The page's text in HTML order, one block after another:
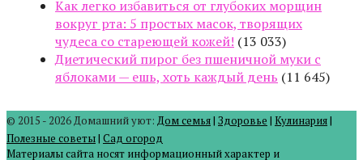
Как легко избавиться от глубоких морщин
вокруг рта: 5 простых масок, творящих
чудеса со стареющей кожей! (13 033)
Диетический пирог без пшеничной муки с
яблоками — ешь, хоть каждый день (11 645)
© 2015 - 2026 Домашний уют: Дом семья| Здоровье | Кулинария|
Полезные советы| Сад огород
Материалы сайта носят информационный характер и